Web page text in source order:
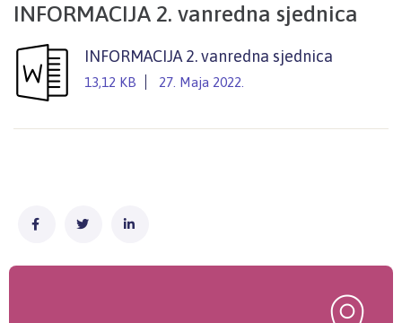
INFORMACIJA 2. vanredna sjednica
INFORMACIJA 2. vanredna sjednica
13,12 KB 27. Maja 2022.